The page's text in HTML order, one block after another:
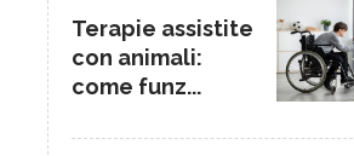
Terapie assistite
con animali:
come funz...